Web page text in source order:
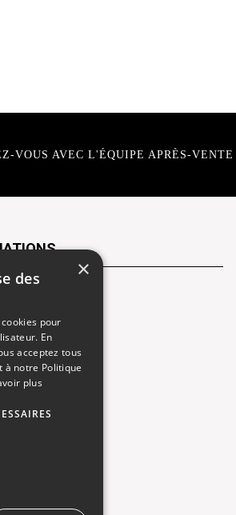
VOUS AVEC L'ÉQUIPE APRÈS-VENTE
atelier
légales
×
des
pour
En
acceptez tous
à notre Politique
plus